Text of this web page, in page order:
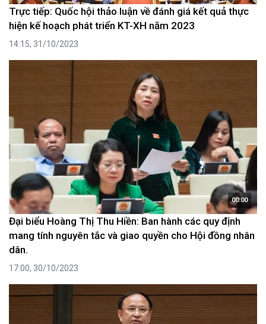
Trực tiếp: Quốc hội thảo luận về đánh giá kết quả thực
hiện kế hoạch phát triển KT-XH năm 2023
14:15, 31/10/2023
00:00
Đại biểu Hoàng Thị Thu Hiền: Ban hành các quy định
mang tính nguyên tắc và giao quyền cho Hội đồng nhân
dân.
17:00, 30/10/2023